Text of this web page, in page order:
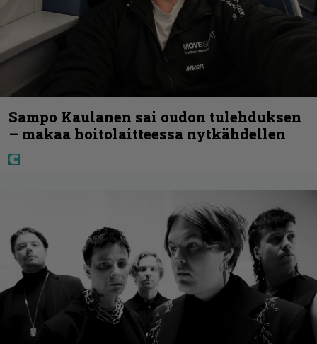
Sampo Kaulanen sai oudon tulehduksen
– makaa hoitolaitteessa nytkähdellen